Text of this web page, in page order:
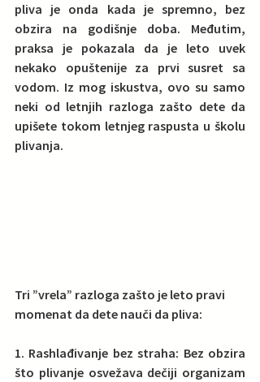
pliva je onda kada je spremno, bez
obzira na godišnje doba. Međutim,
praksa je pokazala da je leto uvek
nekako opuštenije za prvi susret sa
vodom. Iz mog iskustva, ovo su samo
neki od letnjih razloga zašto dete da
upišete tokom letnjeg raspusta u školu
plivanja.
Tri ”vrela” razloga zašto je leto pravi
momenat da dete nauči da pliva:
1. Rashlađivanje bez straha: Bez obzira
što plivanje osvežava dečiji organizam